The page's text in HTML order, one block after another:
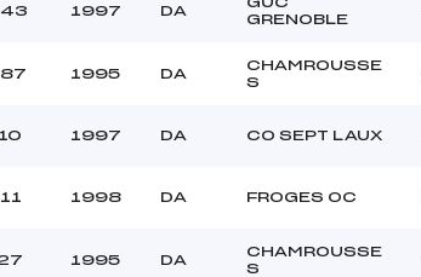
Température départ :
1997 DA
GRENOBLE
1995 DA
CHAMROUSSE
S
1997 DA CO SEPT LAUX
1998 DA FROGES OC
1995 DA
CHAMROUSSE
S